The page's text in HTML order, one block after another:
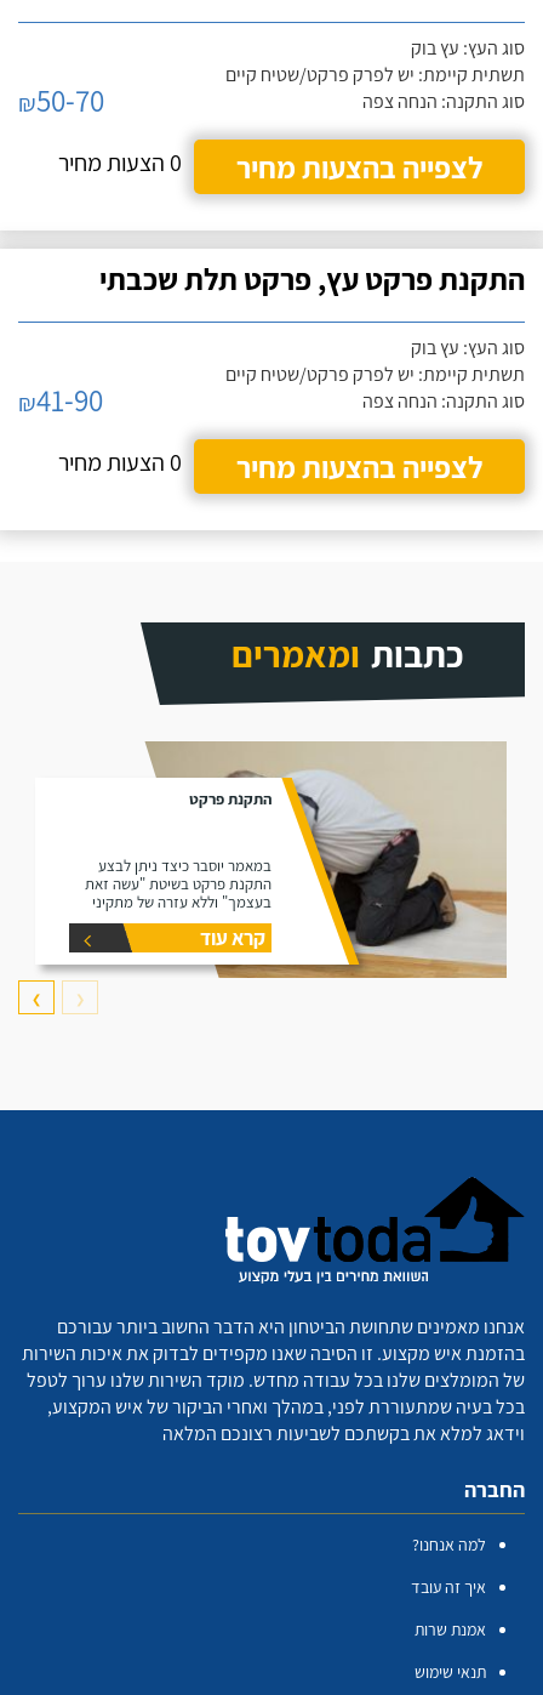
סוג העץ: עץ בוק
תשתית קיימת: יש לפרק פרקט/שטיח קיים
סוג התקנה: הנחה צפה
₪50-70
לצפייה בהצעות מחיר
0 הצעות מחיר
התקנת פרקט עץ, פרקט תלת שכבתי
סוג העץ: עץ בוק
תשתית קיימת: יש לפרק פרקט/שטיח קיים
סוג התקנה: הנחה צפה
₪41-90
לצפייה בהצעות מחיר
0 הצעות מחיר
כתבות ומאמרים
התקנת פרקט
במאמר יוסבר כיצד ניתן לבצע
התקנת פרקט בשיטת "עשה זאת
בעצמך" וללא עזרה של מתקיני
פרקטים.
קרא עוד
❮
❯
אנחנו מאמינים שתחושת הביטחון היא הדבר החשוב ביותר עבורכם
בהזמנת איש מקצוע. זו הסיבה שאנו מקפידים לבדוק את איכות השירות
של המומלצים שלנו בכל עבודה מחדש. מוקד השירות שלנו ערוך לטפל
בכל בעיה שמתעוררת לפני, במהלך ואחרי הביקור של איש המקצוע,
וידאג למלא את בקשתכם לשביעות רצונכם המלאה
החברה
למה אנחנו?
איך זה עובד
אמנת שרות
תנאי שימוש